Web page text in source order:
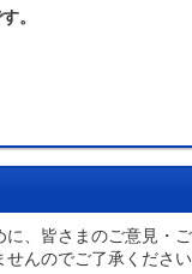
。
、皆さまのご意見・
んのでご了承ください